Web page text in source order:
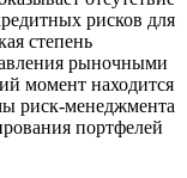
рисков для
степень
рыночными
момент находится
риск-менеджмента
портфелей